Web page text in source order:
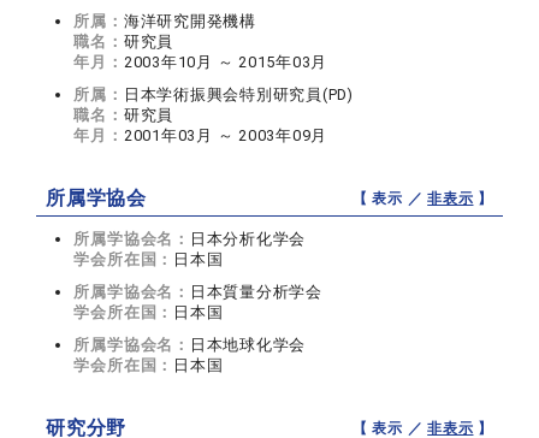
所属： 海洋研究開発機構
職名： 研究員
年月： 2003年10月 ～ 2015年03月
所属： 日本学術振興会特別研究員(PD)
職名： 研究員
年月： 2001年03月 ～ 2003年09月
所属学協会 【 表示 ／非表示 】
所属学協会名： 日本分析化学会
学会所在国： 日本国
所属学協会名： 日本質量分析学会
学会所在国： 日本国
所属学協会名： 日本地球化学会
学会所在国： 日本国
研究分野 【 表示 ／非表示 】